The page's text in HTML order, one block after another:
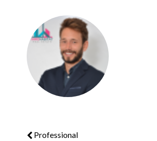
Professional